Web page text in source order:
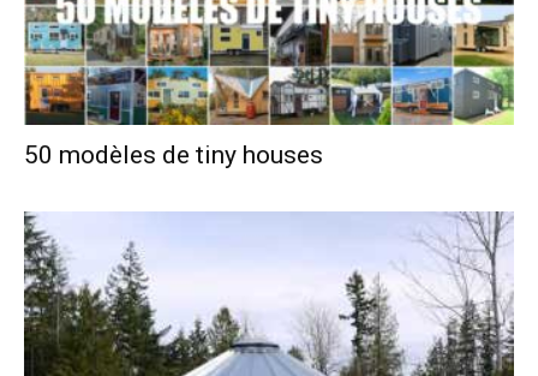
50 modèles de tiny houses